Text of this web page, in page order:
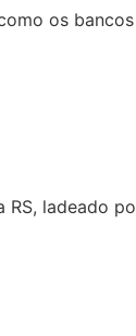
os
ladeado